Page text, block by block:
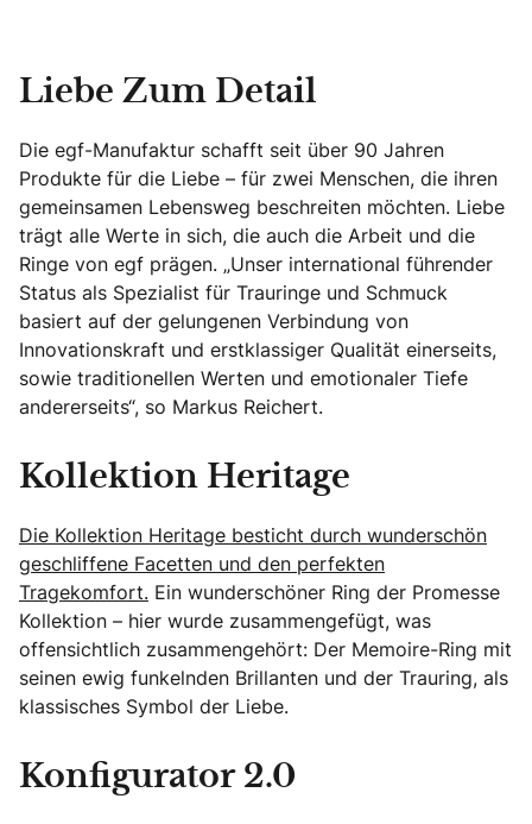
Liebe Zum Detail
Die egf-Manufaktur schafft seit über 90 Jahren
Produkte für die Liebe – für zwei Menschen, die ihren
gemeinsamen Lebensweg beschreiten möchten. Liebe
trägt alle Werte in sich, die auch die Arbeit und die
Ringe von egf prägen. „Unser international führender
Status als Spezialist für Trauringe und Schmuck
basiert auf der gelungenen Verbindung von
Innovationskraft und erstklassiger Qualität einerseits,
sowie traditionellen Werten und emotionaler Tiefe
andererseits“, so Markus Reichert.
Kollektion Heritage
Die Kollektion Heritage besticht durch wunderschön
geschliffene Facetten und den perfekten
Tragekomfort. Ein wunderschöner Ring der Promesse
Kollektion – hier wurde zusammengefügt, was
offensichtlich zusammengehört: Der Memoire-Ring mit
seinen ewig funkelnden Brillanten und der Trauring, als
klassisches Symbol der Liebe.
Konfigurator 2.0